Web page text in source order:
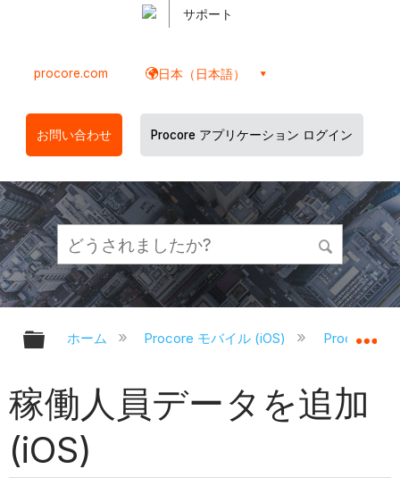
サポート
procore.com 日本（日本語）
お問い合わせ Procore アプリケーション ログイン
グローバル階層を展開/折りたたむ
ホーム Procore モバイル (iOS) Procore
稼働人員データを追加
(iOS)